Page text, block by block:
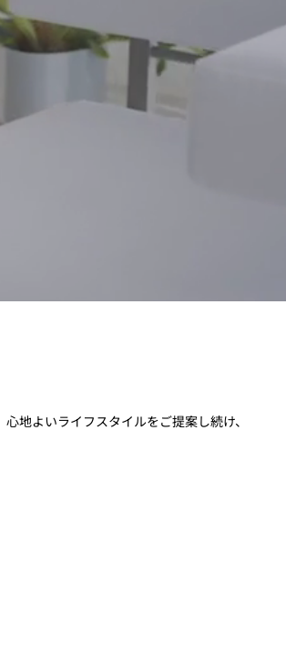
地よいライフスタイルをご提案し続け、